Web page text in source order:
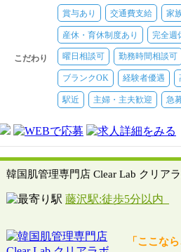
美容師[アシスタント(中途)] 【月
万4000円＋歩合給／★エリア2：
給
こだわり
賞与あり 交通費支給 家
産休・育休制度あり 完全週
曜日相談可 勤務時間相談可
ブランクOK 経験者優遇
駅近 主婦・主夫歓迎 急
韓国肌管理専門店 Clear Lab クリアラ
藤沢駅:徒歩5分以内
「ここな